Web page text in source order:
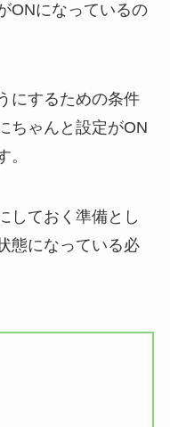
ONになっているの
にするための条件
ちゃんと設定がON
。
しておく準備とし
態になっている必